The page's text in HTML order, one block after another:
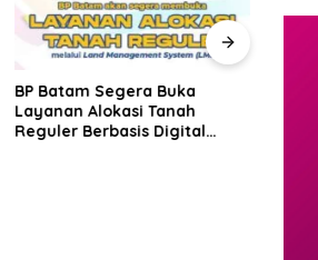
BP Batam Segera Buka
Layanan Alokasi Tanah
Reguler Berbasis Digital